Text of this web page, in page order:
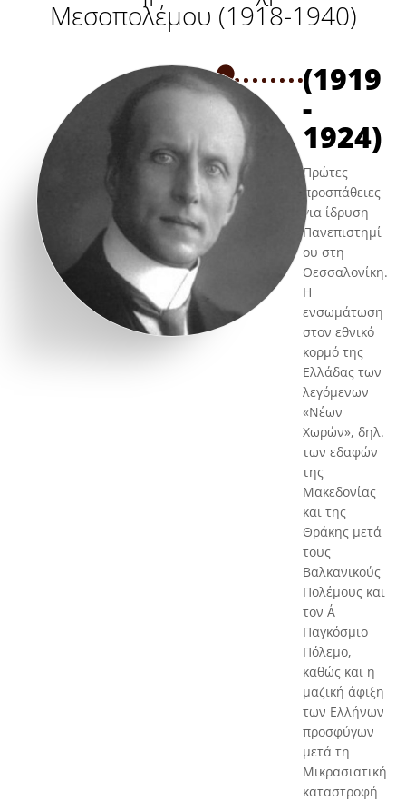
Μεσοπολέμου (1918-1940)
(1919
-
1924)
Πρώτες
προσπάθειες
για ίδρυση
Πανεπιστημί
ου στη
Θεσσαλονίκη.
Η
ενσωμάτωση
στον εθνικό
κορμό της
Ελλάδας των
λεγόμενων
«Νέων
Χωρών», δηλ.
των εδαφών
της
Μακεδονίας
και της
Θράκης μετά
τους
Βαλκανικούς
Πολέμους και
τον Α΄
Παγκόσμιο
Πόλεμο,
καθώς και η
μαζική άφιξη
των Ελλήνων
προσφύγων
μετά τη
Μικρασιατική
καταστροφή